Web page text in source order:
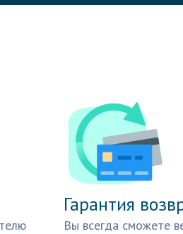
Гарантия
Вы всегда сможете